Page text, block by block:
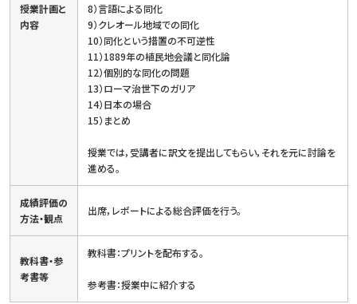
授業計画と
内容
8）言語による同化
9）クレオール地域での同化
10）同化という措置の不可逆性
11）1889年の植民地会議と同化論
12）個別的な同化の問題
13）ローマ治世下のガリア
14）日本の場合
15）まとめ
授業では，受講者に訳文を提出してもらい，それを元に討論を
進める。
成績評価の
方法・観点
出席，レポートによる総合評価を行う。
教科書・参
考書等
教科書：プリントを配布する。
参考書：授業中に紹介する